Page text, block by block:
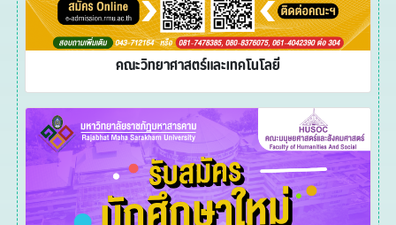
คณะวิทยาศาสตร์และเทคโนโลยี